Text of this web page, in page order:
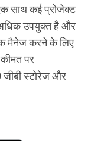
साथ कई प्रोजेक्ट
उपयुक्त है और
मैनेज करने के लिए
पर
स्टोरेज और